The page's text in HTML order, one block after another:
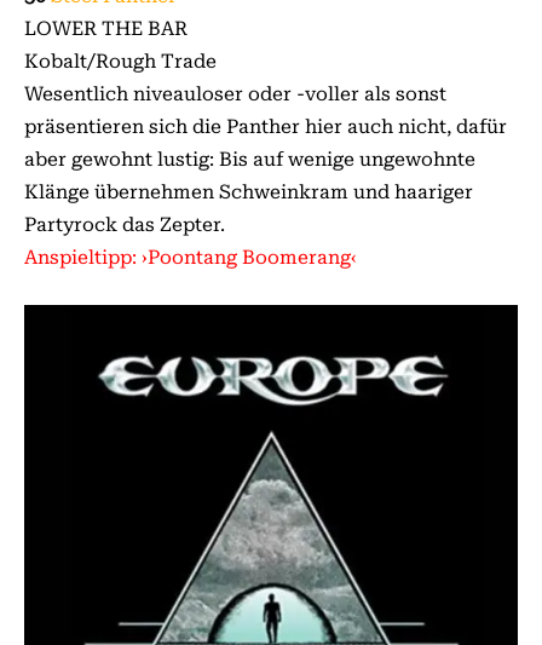
LOWER THE BAR
Kobalt/Rough Trade
Wesentlich niveauloser oder -voller als sonst
präsentieren sich die Panther hier auch nicht, dafür
aber gewohnt lustig: Bis auf wenige ungewohnte
Klänge übernehmen Schweinkram und haariger
Partyrock das Zepter.
Anspieltipp: ›Poontang Boomerang‹